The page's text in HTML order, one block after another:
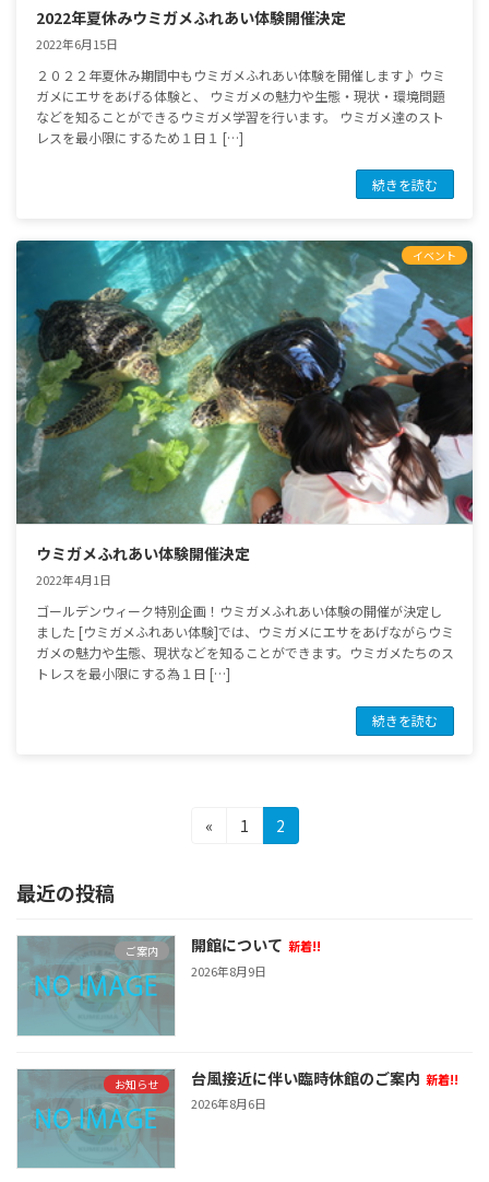
2022年夏休みウミガメふれあい体験開催決定
2022年6月15日
２０２２年夏休み期間中もウミガメふれあい体験を開催します♪ ウミ
ガメにエサをあげる体験と、 ウミガメの魅力や生態・現状・環境問題
などを知ることができるウミガメ学習を行います。 ウミガメ達のスト
レスを最小限にするため１日１ […]
続きを読む
イベント
ウミガメふれあい体験開催決定
2022年4月1日
ゴールデンウィーク特別企画！ウミガメふれあい体験の開催が決定し
ました [ウミガメふれあい体験]では、ウミガメにエサをあげながらウミ
ガメの魅力や生態、現状などを知ることができます。ウミガメたちのス
トレスを最小限にする為１日 […]
続きを読む
の
ペ
ー
ジ
送
り
«
固
1
固
定
2
最近の投稿
ご案内 開館について 新着!!
2026年8月9日
お知らせ 台風接近に伴い臨時休館のご案内 新着!!
2026年8月6日